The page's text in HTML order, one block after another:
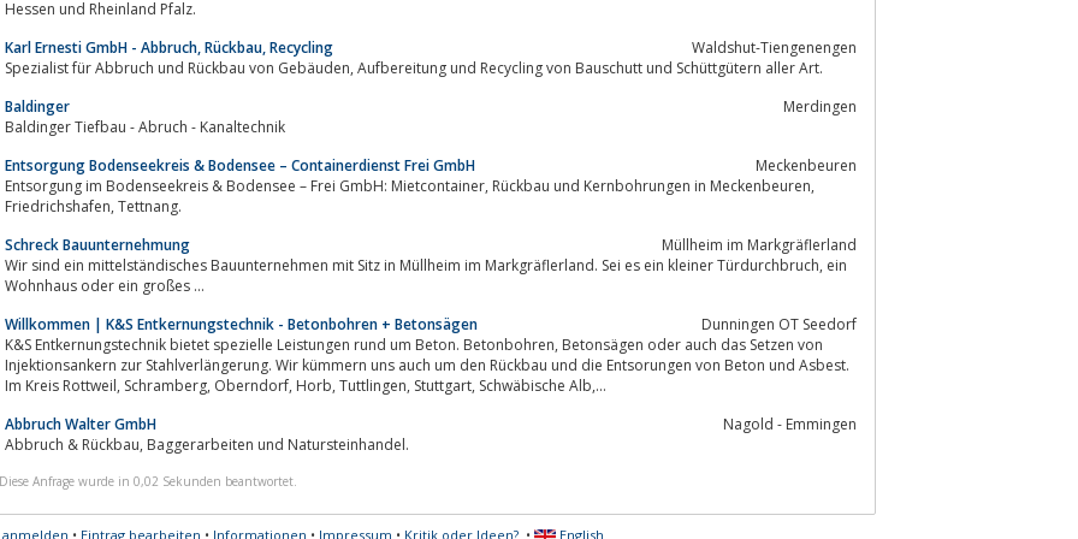
Hessen und Rheinland Pfalz.
Karl Ernesti GmbH - Abbruch, Rückbau, Recycling
Waldshut-Tiengenengen
Spezialist für Abbruch und Rückbau von Gebäuden, Aufbereitung und Recycling von Bauschutt und Schüttgütern aller Art.
Baldinger
Merdingen
Baldinger Tiefbau - Abruch - Kanaltechnik
Entsorgung Bodenseekreis & Bodensee – Containerdienst Frei GmbH
Meckenbeuren
Entsorgung im Bodenseekreis & Bodensee – Frei GmbH: Mietcontainer, Rückbau und Kernbohrungen in Meckenbeuren,
Friedrichshafen, Tettnang.
Schreck Bauunternehmung
Müllheim im Markgräflerland
Wir sind ein mittelständisches Bauunternehmen mit Sitz in Müllheim im Markgräflerland. Sei es ein kleiner Türdurchbruch, ein
Wohnhaus oder ein großes ...
Willkommen | K&S Entkernungstechnik - Betonbohren + Betonsägen
Dunningen OT Seedorf
K&S Entkernungstechnik bietet spezielle Leistungen rund um Beton. Betonbohren, Betonsägen oder auch das Setzen von
Injektionsankern zur Stahlverlängerung. Wir kümmern uns auch um den Rückbau und die Entsorungen von Beton und Asbest.
Im Kreis Rottweil, Schramberg, Oberndorf, Horb, Tuttlingen, Stuttgart, Schwäbische Alb,...
Abbruch Walter GmbH
Nagold - Emmingen
Abbruch & Rückbau, Baggerarbeiten und Natursteinhandel.
Diese Anfrage wurde in 0,02 Sekunden beantwortet.
anmelden • Eintrag bearbeiten • Informationen • Impressum • Kritik oder Ideen?• English